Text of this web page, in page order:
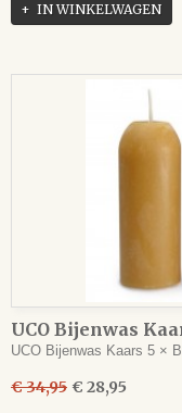
IN WINKELWAGEN
UCO Bijenwas
UCO Bijenwas Kaars 5 ×
€ 34,95 € 28,95